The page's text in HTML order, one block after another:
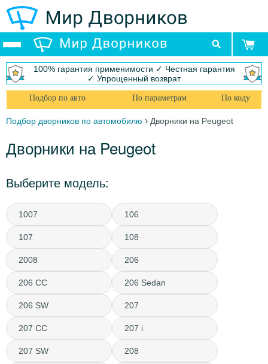
100% гарантия применимости ✓ Честная гарантия
✓ Упрощенный возврат
Подбор по авто По параметрам По коду
Подбор дворников по автомобилю › Дворники на Peugeot
Дворники на Peugeot
Выберите модель:
1007 106
107 108
2008 206
206 CC 206 Sedan
206 SW 207
207 CC 207 i
207 SW 208